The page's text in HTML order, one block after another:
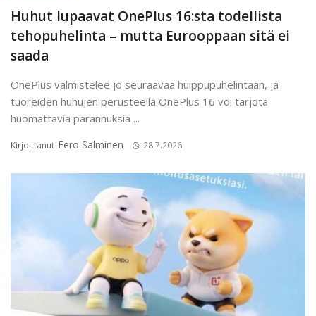
Huhut lupaavat OnePlus 16:sta todellista
tehopuhelinta – mutta Eurooppaan sitä ei
saada
OnePlus valmistelee jo seuraavaa huippupuhelintaan, ja
tuoreiden huhujen perusteella OnePlus 16 voi tarjota
huomattavia parannuksia ...
Kirjoittanut Eero Salminen 28.7.2026